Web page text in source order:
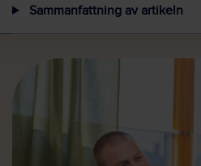
Sammanfattning av artikeln